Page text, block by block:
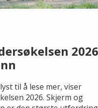
til å lese mer, viser
2026. Skjerm og